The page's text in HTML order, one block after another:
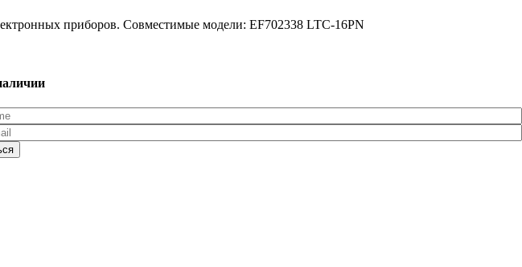
приборов. Совместимые модели: EF702338 LTC-16PN